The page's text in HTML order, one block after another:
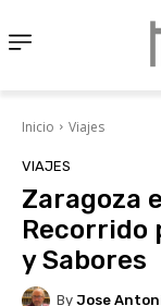
Inicio Viajes
VIAJES
Zaragoza
Recorrido
y Sabores
By Jose